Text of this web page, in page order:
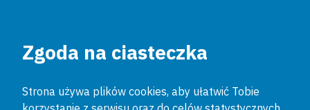
Zgoda na ciasteczka
Strona używa plików cookies, aby ułatwić Tobie